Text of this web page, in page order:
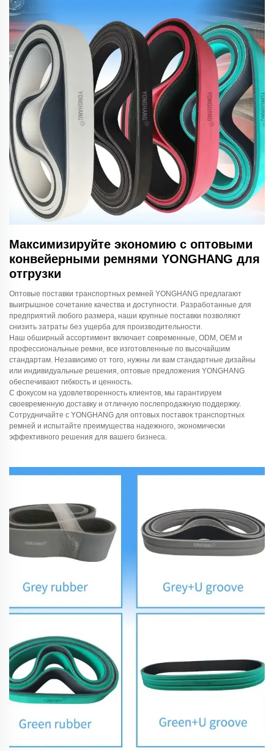
Максимизируйте экономию с оптовыми
конвейерными ремнями YONGHANG для
отгрузки
Оптовые поставки транспортных ремней YONGHANG предлагают
выигрышное сочетание качества и доступности. Разработанные для
предприятий любого размера, наши крупные поставки позволяют
снизить затраты без ущерба для производительности.
Наш обширный ассортимент включает современные, ODM, OEM и
профессиональные ремни, все изготовленные по высочайшим
стандартам. Независимо от того, нужны ли вам стандартные дизайны
или индивидуальные решения, оптовые предложения YONGHANG
обеспечивают гибкость и ценность.
С фокусом на удовлетворенность клиентов, мы гарантируем
своевременную доставку и отличную послепродажную поддержку.
Сотрудничайте с YONGHANG для оптовых поставок транспортных
ремней и испытайте преимущества надежного, экономически
эффективного решения для вашего бизнеса.